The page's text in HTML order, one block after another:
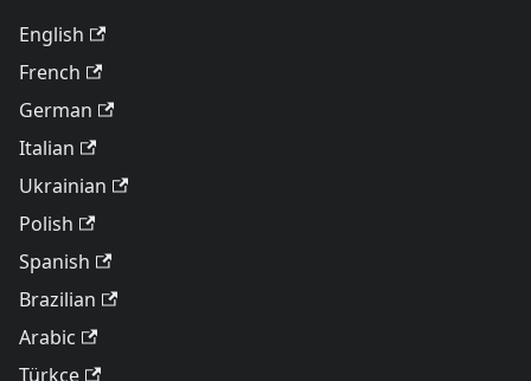
English
French
German
Italian
Ukrainian
Polish
Spanish
Brazilian
Arabic
Türkçe